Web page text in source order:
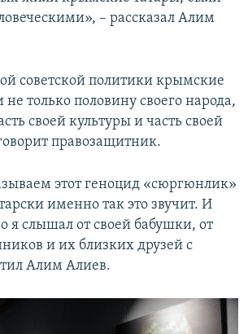
– рассказал Алим
советской политики крымские
не только половину своего народа,
своей культуры и часть своей
правозащитник.
этот геноцид «сюргюнлик»
именно так это звучит. И
я слышал от своей бабушки, от
и их близких друзей с
Алим Алиев.